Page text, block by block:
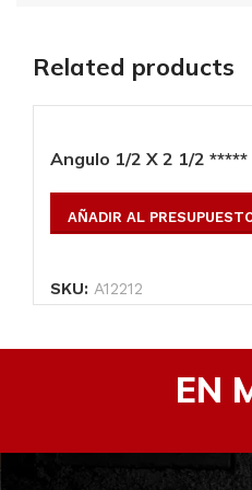
Related products
Angulo 1/2 X 2 1/2 *****
AÑADIR AL
SKU: A12212
EN